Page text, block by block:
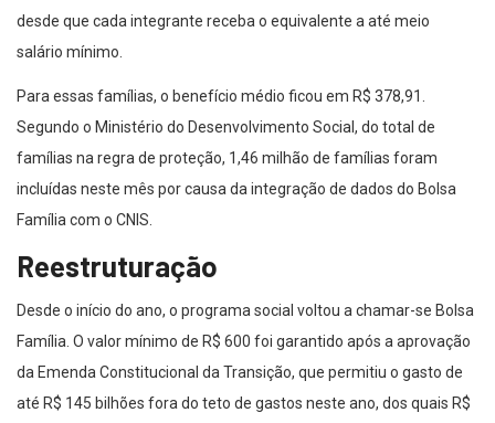
desde que cada integrante receba o equivalente a até meio
salário mínimo.
Para essas famílias, o benefício médio ficou em R$ 378,91.
Segundo o Ministério do Desenvolvimento Social, do total de
famílias na regra de proteção, 1,46 milhão de famílias foram
incluídas neste mês por causa da integração de dados do Bolsa
Família com o CNIS.
Reestruturação
Desde o início do ano, o programa social voltou a chamar-se Bolsa
Família. O valor mínimo de R$ 600 foi garantido após a aprovação
da Emenda Constitucional da Transição, que permitiu o gasto de
até R$ 145 bilhões fora do teto de gastos neste ano, dos quais R$